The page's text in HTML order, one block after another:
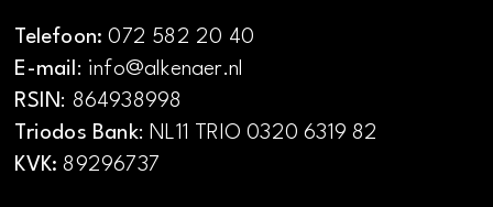
Telefoon:072 582 20 40
E-mail: info@alkenaer.nl
RSIN: 864938998
Triodos Bank: NL11 TRIO 0320 6319 82
KVK: 89296737